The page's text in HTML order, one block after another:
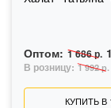
Оптом: 1 686 р.
В розницу: 1 992 р.
КУПИТЬ В